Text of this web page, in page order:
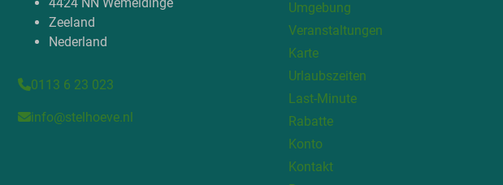
Zeeland
Nederland
0113 6 23 023
info@stelhoeve.nl
Umgebung
Veranstaltungen
Karte
Urlaubszeiten
Last-Minute
Rabatte
Konto
Kontakt